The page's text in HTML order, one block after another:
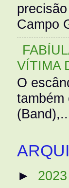
Campo
VÍTIMA
O
também
► 2023